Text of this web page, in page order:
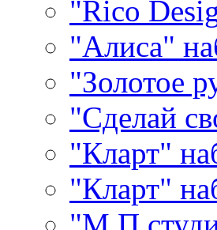
"Rico
"Алиса"
"Золотое
"Сделай
"Кларт"
"Кларт"